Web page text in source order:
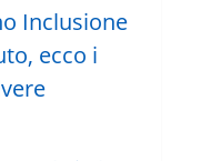
Inclusione
ecco i